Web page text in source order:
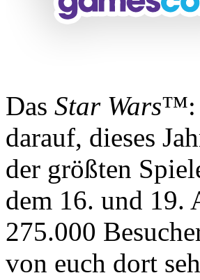
Das Star Wars™:
darauf, dieses
der größten
dem 16. und 19.
275.000
von euch dort